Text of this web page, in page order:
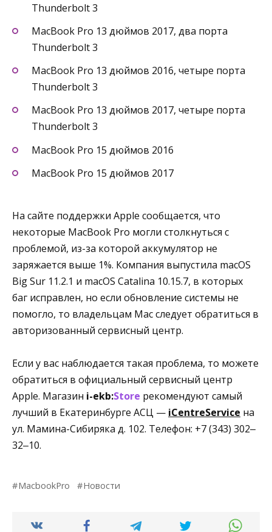
Thunderbolt 3
MacBook Pro 13 дюймов 2017, два порта
Thunderbolt 3
MacBook Pro 13 дюймов 2016, четыре порта
Thunderbolt 3
MacBook Pro 13 дюймов 2017, четыре порта
Thunderbolt 3
MacBook Pro 15 дюймов 2016
MacBook Pro 15 дюймов 2017
На сайте поддержки Apple сообщается, что
некоторые MacBook Pro могли столкнуться с
проблемой, из-за которой аккумулятор не
заряжается выше 1%. Компания выпустила macOS
Big Sur 11.2.1 и macOS Catalina 10.15.7, в которых
баг исправлен, но если обновление системы не
помогло, то владельцам Mac следует обратиться в
авторизованный сервисный центр.
Если у вас наблюдается такая проблема, то можете
обратиться в официальный сервисный центр
Apple. Магазин i-ekb:Store рекомендуют самый
лучший в Екатеринбурге АСЦ — iCentreService на
ул. Мамина-Сибиряка д. 102. Телефон: +7 (343) 302‒
32‒10.
MacbookPro Новости